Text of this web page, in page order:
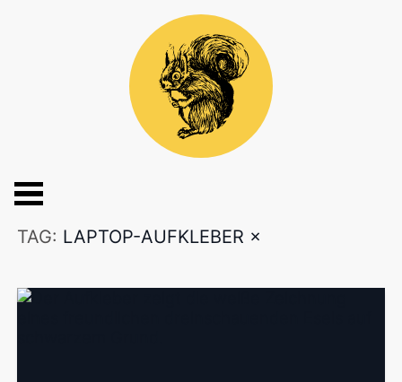
TAG: LAPTOP-AUFKLEBER ×